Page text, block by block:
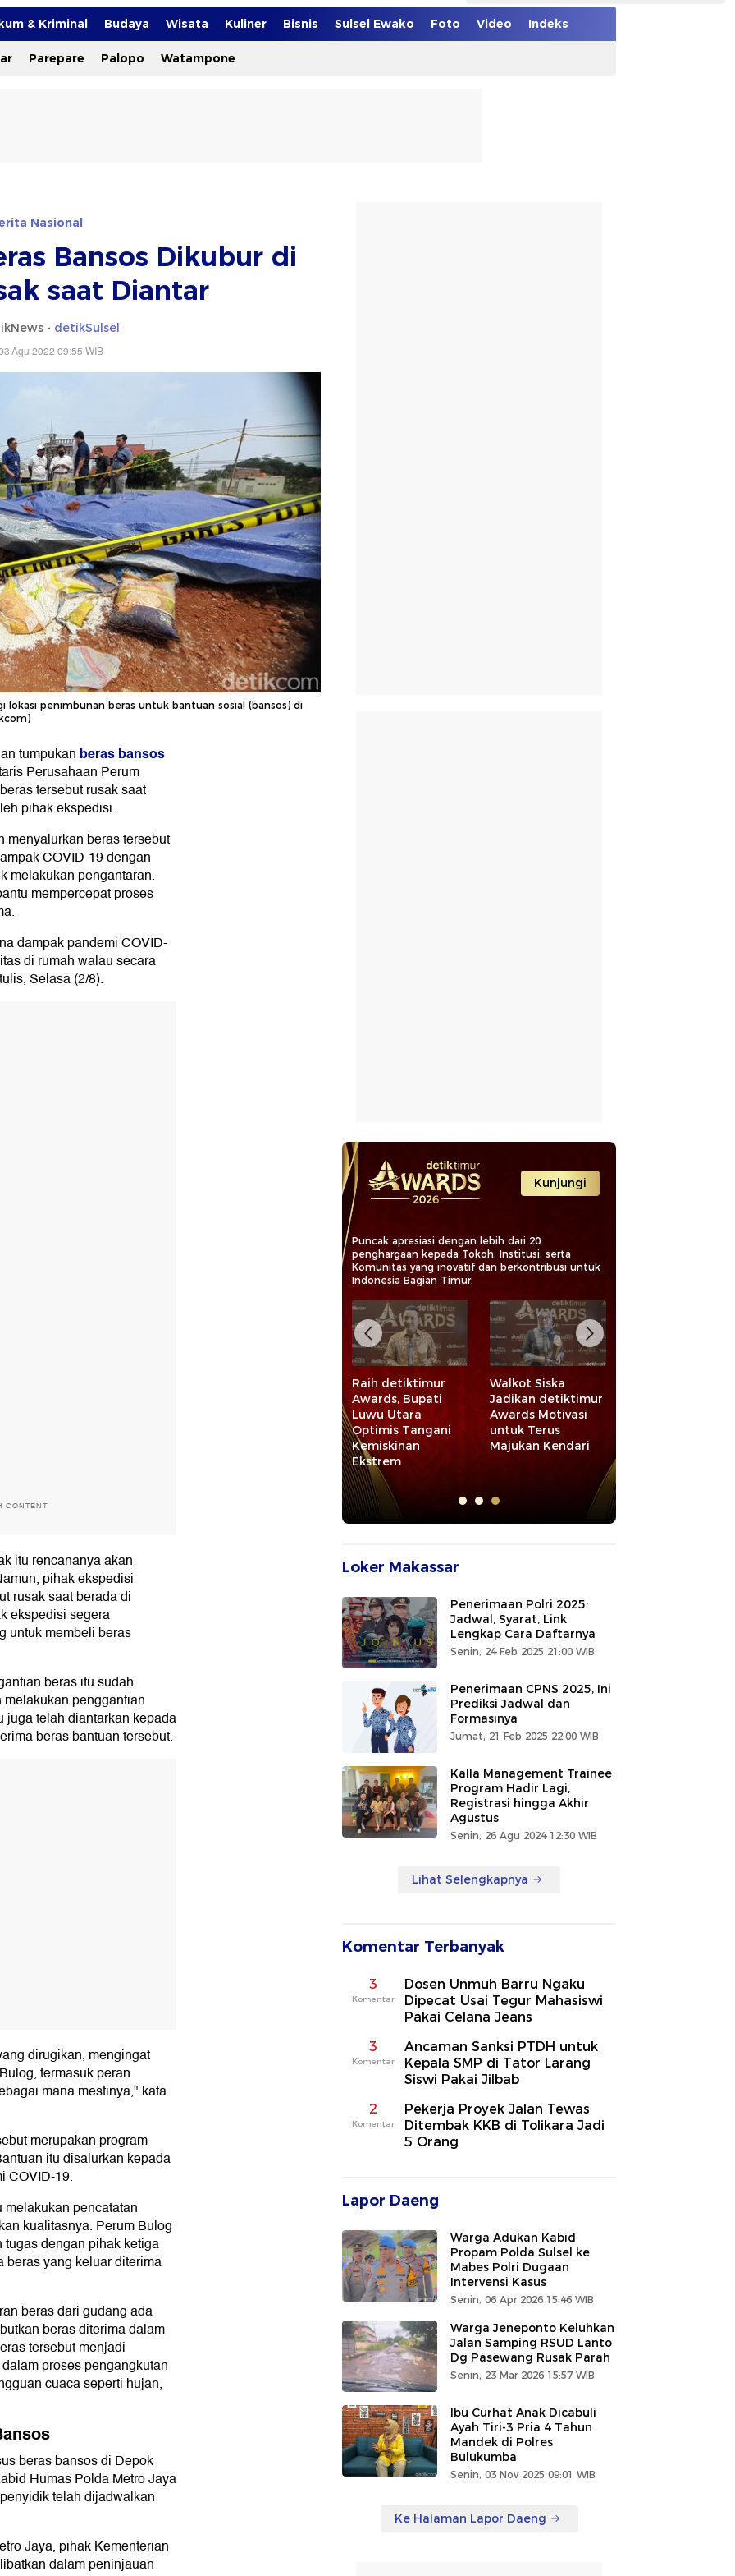
& Kriminal Budaya Wisata Kuliner Bisnis Sulsel Ewako Foto Video Indeks
Parepare Palopo Watampone
Nasional
Bansos Dikubur di
saat Diantar
- detikSulsel
Agu 2022 09:55 WIB
lokasi penimbunan beras untuk bantuan sosial (bansos) di
tumpukan beras bansos
Perusahaan Perum
tersebut rusak saat
pihak ekspedisi.
menyalurkan beras tersebut
COVID-19 dengan
melakukan pengantaran.
mempercepat proses
dampak pandemi COVID-
di rumah walau secara
Selasa (2/8).
CONTENT
itu rencananya akan
pihak ekspedisi
rusak saat berada di
ekspedisi segera
untuk membeli beras
beras itu sudah
penggantian
juga telah diantarkan kepada
beras bantuan tersebut.
dirugikan, mengingat
termasuk peran
mana mestinya," kata
merupakan program
itu disalurkan kepada
COVID-19.
pencatatan
kualitasnya. Perum Bulog
dengan pihak ketiga
beras yang keluar diterima
beras dari gudang ada
beras diterima dalam
tersebut menjadi
proses pengangkutan
cuaca seperti hujan,
beras bansos di Depok
Humas Polda Metro Jaya
telah dijadwalkan
Jaya, pihak Kementerian
dalam peninjauan
Kunjungi
Puncak apresiasi dengan lebih dari 20
penghargaan kepada Tokoh, Institusi, serta
Komunitas yang inovatif dan berkontribusi untuk
Indonesia Bagian Timur.
Raih detiktimur
Awards, Bupati
Luwu Utara
Optimis Tangani
Kemiskinan
Ekstrem
Walkot Siska
Jadikan detiktimur
Awards Motivasi
untuk Terus
Majukan Kendari
Loker Makassar
Penerimaan Polri 2025:
Jadwal, Syarat, Link
Lengkap Cara Daftarnya
Senin, 24 Feb 2025 21:00 WIB
Penerimaan CPNS 2025, Ini
Prediksi Jadwal dan
Formasinya
Jumat, 21 Feb 2025 22:00 WIB
Kalla Management Trainee
Program Hadir Lagi,
Registrasi hingga Akhir
Agustus
Senin, 26 Agu 2024 12:30 WIB
Lihat Selengkapnya
Komentar Terbanyak
3
Komentar
Dosen Unmuh Barru Ngaku
Dipecat Usai Tegur Mahasiswi
Pakai Celana Jeans
3
Komentar
Ancaman Sanksi PTDH untuk
Kepala SMP di Tator Larang
Siswi Pakai Jilbab
2
Komentar
Pekerja Proyek Jalan Tewas
Ditembak KKB di Tolikara Jadi
5 Orang
Lapor Daeng
Warga Adukan Kabid
Propam Polda Sulsel ke
Mabes Polri Dugaan
Intervensi Kasus
Senin, 06 Apr 2026 15:46 WIB
Warga Jeneponto Keluhkan
Jalan Samping RSUD Lanto
Dg Pasewang Rusak Parah
Senin, 23 Mar 2026 15:57 WIB
Ibu Curhat Anak Dicabuli
Ayah Tiri-3 Pria 4 Tahun
Mandek di Polres
Bulukumba
Senin, 03 Nov 2025 09:01 WIB
Ke Halaman Lapor Daeng